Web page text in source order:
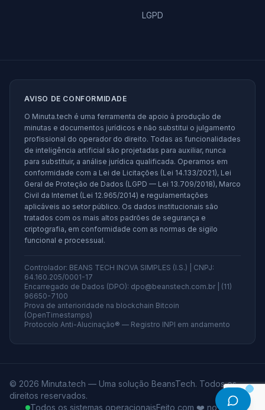
LGPD
AVISO DE CONFORMIDADE
O Minuta.tech é uma ferramenta de apoio à produção de
minutas e documentos jurídicos e não substitui o julgamento
profissional do operador do direito. Todas as funcionalidades
de inteligência artificial são projetadas para auxiliar, nunca
para substituir, a análise jurídica qualificada. Operamos em
conformidade com a Lei de Licitações (Lei 14.133/2021), Lei
Geral de Proteção de Dados (LGPD — Lei 13.709/2018), Marco
Civil da Internet (Lei 12.965/2014) e regulamentações
aplicáveis ao setor público. Os dados institucionais são
tratados com os mais altos padrões de segurança e
criptografia, em conformidade com as normas de sigilo
funcional e processual.
Controlador: BEANS TECH INOVA SIMPLES (I.S.) | CNPJ:
64.160.205/0001-17
Encarregado de Dados (DPO): dpo@beanstech.com.br | (11)
96650-7100
Prova de anterioridade na blockchain Bitcoin
(OpenTimestamps)
Protocolo Anti-Alucinação® — Registro INPI em andamento
© 2026 Minuta.tech — Uma solução BeansTech. Todos os
direitos reservados.
Todos os sistemas operacionaisFeito com ❤️ no Brasil